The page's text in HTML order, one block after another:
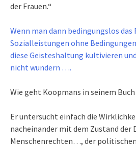
der Frauen.“
Wenn man dann bedingungslos das
Sozialleistungen ohne
diese Geisteshaltung kultivieren
nicht wundern ….
Wie geht Koopmans in seinem Buch
Er untersucht einfach die
nacheinander mit dem Zustand der
Menschenrechten…, der